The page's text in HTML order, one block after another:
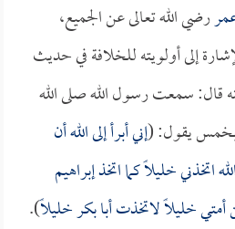
رضي الله تعالى عن الجميع،
إلى أولويته للخلافة في حديث
قال: سمعت رسول الله صلى الله
يقول: (إني أبرأ إلى الله أن
خليلاً كما اتخذ إبراهيم
خليلاً لاتخذتأبا بكرخليلاً).